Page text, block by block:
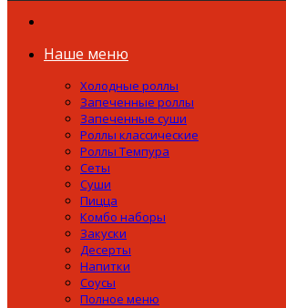
Наше меню
Холодные роллы
Запеченные роллы
Запеченные суши
Роллы классические
Роллы Темпура
Сеты
Суши
Пицца
Комбо наборы
Закуски
Десерты
Напитки
Соусы
Полное меню